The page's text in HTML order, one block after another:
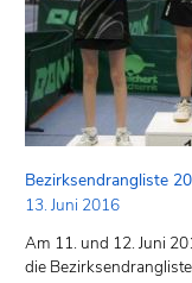
Bezirksendrangliste
13. Juni 2016
Am 11. und 12. Juni
die